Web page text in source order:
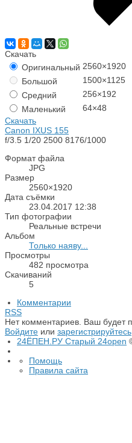
Скачать
Оригинальный 2560×1920
Большой
1500×1125
Средний
256×192
Маленький
64×48
Скачать
Canon IXUS 155
f/3.5 1/20 2500 8176/1000
Формат файла
JPG
Размер
2560×1920
Дата съёмки
23.04.2017 12:38
Тип фотографии
Реальные встречи
Альбом
Только наяву...
Просмотры
482 просмотра
Скачиваний
5
Комментарии
RSS
Нет комментариев. Ваш будет
Войдите или зарегистрируйтесь
24ЁПЕН.РУ Старый 24open
Помощь
Правила сайта